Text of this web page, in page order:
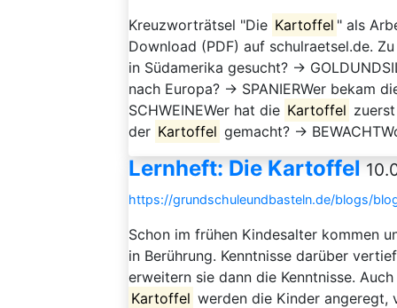
Kreuzworträtsel "Die Kartoffel " als
Download (PDF) auf schulraetsel.de.
in Südamerika gesucht? →
nach Europa? → SPANIERWer bekam
SCHWEINEWer hat die Kartoffel
der Kartoffel gemacht? →
Lernheft: Die Kartoffel
https://grundschuleundbasteln.de/blogs/
Schon im frühen Kindesalter kommen
in Berührung. Kenntnisse darüber
erweitern sie dann die Kenntnisse.
Kartoffel werden die Kinder angeregt,